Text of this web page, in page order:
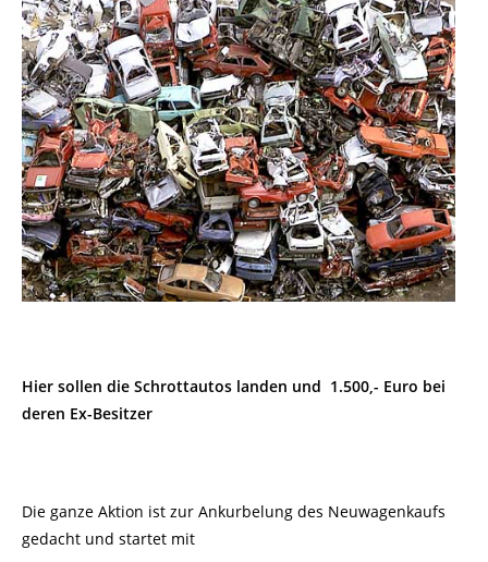
Hier sollen die Schrottautos landen und 1.500,- Euro bei
deren Ex-Besitzer
Die ganze Aktion ist zur Ankurbelung des Neuwagenkaufs
gedacht und startet mit